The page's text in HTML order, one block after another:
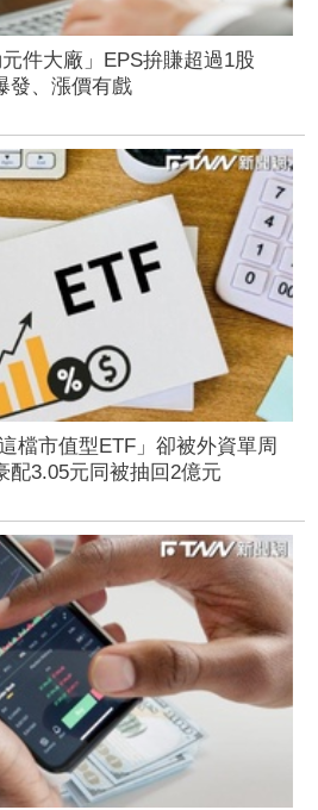
件大廠」EPS拚賺超過1股
、漲價有戲
檔市值型ETF」卻被外資單周
3.05元同被抽回2億元